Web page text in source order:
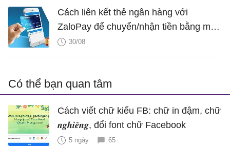
Cách liên kết thẻ ngân hàng với
ZaloPay để chuyển/nhận tiền bằng mã
QR30/08
Có thể bạn quan tâm
Cách viết chữ kiểu FB: chữ in đậm, chữ
𝒏𝒈𝒉𝒊𝒆̂𝒏𝒈, đổi font chữ Facebook
5 ngày 65